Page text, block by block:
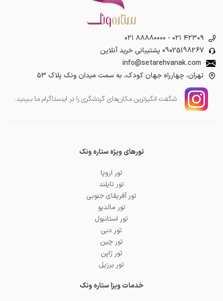
۰۲۱ ۸۸۸۸۰۰۰۰ - ۰۲۱ ۴۲۳۰۹
09025198267 پشتیبانی خرید آنلاین
info@setarehvanak.com
تهران، چهارراه جهان کودک، به سمت میدان ونک پلاک ۵۳
شگفت انگیز‌ترین مکان‌های گردشگری را در اینستاگرام ما ببینید.
تورهای ویژه ستاره ونک
تور اروپا
تور تایلند
تور آفریقای جنوبی
تور مالدیو
تور استانبول
تور دبی
تور چین
تور ژاپن
تور برزیل
خدمات ویزا ستاره ونک